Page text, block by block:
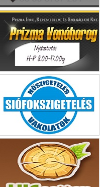
BMW társasüdülő Tihany
Kineziológia Veszprém
Belvárosi Ajándéküzlet